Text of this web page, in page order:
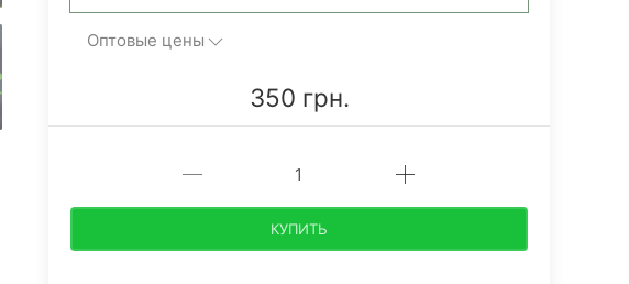
Оптовые цены
350 грн.
КУПИТЬ